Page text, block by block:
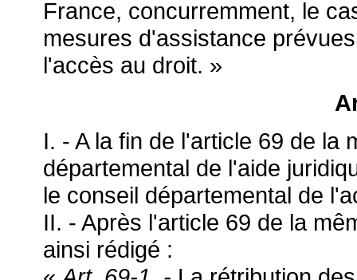
France, concurremment, le
mesures d'assistance
l'accès au droit. »
I. - A la fin de l'article 69 de la
départemental de l'aide
le conseil départemental de
II. - Après l'article 69 de la
ainsi rédigé :